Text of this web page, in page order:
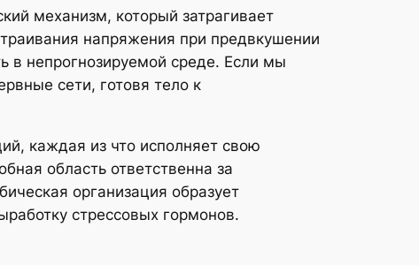
механизм, который затрагивает
напряжения при предвкушении
непрогнозируемой среде. Если мы
сети, готовя тело к
каждая из что исполняет свою
область ответственна за
организация образует
стрессовых гормонов.